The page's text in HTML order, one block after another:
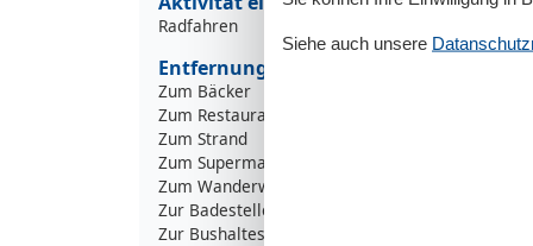
Radfahren
Entfernungen
Zum Bäcker
Zum Restaurant
Zum Strand
Zum Supermarkt
Zum Wanderweg
Zur Badestelle/Gewässer
Zur Bushaltestelle
Siehe auch unsere